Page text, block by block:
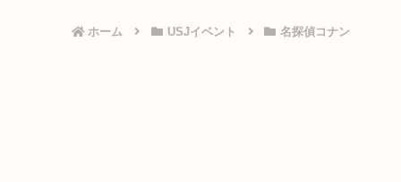
ホーム USJイベント 名探偵コナン